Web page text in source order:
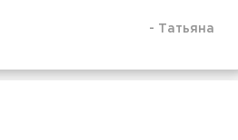
- Татьяна